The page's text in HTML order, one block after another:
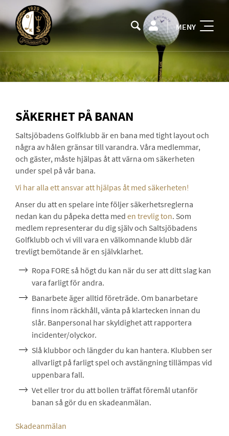
MENY
SÄKERHET PÅ BANAN
Saltsjöbadens Golfklubb är en bana med tight layout och
några av hålen gränsar till varandra. Våra medlemmar,
och gäster, måste hjälpas åt att värna om säkerheten
under spel på vår bana.
Vi har alla ett ansvar att hjälpas åt med säkerheten!
Anser du att en spelare inte följer säkerhetsreglerna
nedan kan du påpeka detta med en trevlig ton. Som
medlem representerar du dig själv och Saltsjöbadens
Golfklubb och vi vill vara en välkomnande klubb där
trevligt bemötande är en självklarhet.
Ropa FORE så högt du kan när du ser att ditt slag kan
vara farligt för andra.
Banarbete äger alltid företräde. Om banarbetare
finns inom räckhåll, vänta på klartecken innan du
slår. Banpersonal har skyldighet att rapportera
incidenter/olyckor.
Slå klubbor och längder du kan hantera. Klubben ser
allvarligt på farligt spel och avstängning tillämpas vid
uppenbara fall.
Vet eller tror du att bollen träffat föremål utanför
banan så gör du en skadeanmälan.
Skadeanmälan